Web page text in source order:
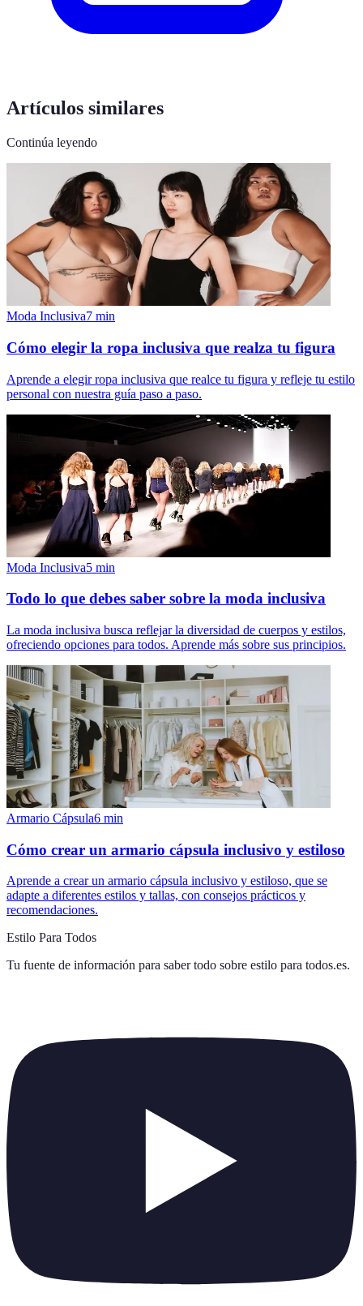
Artículos similares
Continúa leyendo
Moda Inclusiva7 min
Cómo elegir la ropa inclusiva que realza tu figura
Aprende a elegir ropa inclusiva que realce tu figura y refleje tu estilo
personal con nuestra guía paso a paso.
Moda Inclusiva5 min
Todo lo que debes saber sobre la moda inclusiva
La moda inclusiva busca reflejar la diversidad de cuerpos y estilos,
ofreciendo opciones para todos. Aprende más sobre sus principios.
Armario Cápsula6 min
Cómo crear un armario cápsula inclusivo y estiloso
Aprende a crear un armario cápsula inclusivo y estiloso, que se
adapte a diferentes estilos y tallas, con consejos prácticos y
recomendaciones.
Estilo Para Todos
Tu fuente de información para saber todo sobre estilo para todos.es.